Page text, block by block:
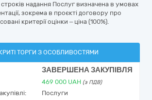
надання Послуг визначена в умовах
зокрема в проєкті договору про
критерії оцінки – ціна (100%).
ТОРГИ З ОСОБЛИВОСТЯМИ
ЗАВЕРШЕНА ЗАКУПІВЛЯ
469 000 UAH (з ПДВ)
Послуги